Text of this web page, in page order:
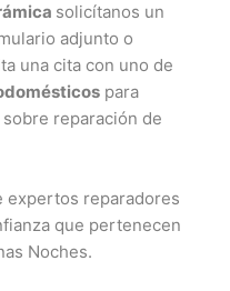
solicítanos un
adjunto o
una cita con uno de
para
reparación de
expertos reparadores
que pertenecen
Noches.